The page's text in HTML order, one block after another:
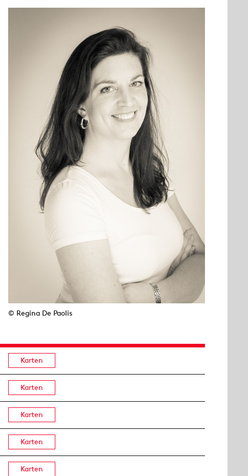
© Regina De Paolis
Karten
Karten
Karten
Karten
Karten